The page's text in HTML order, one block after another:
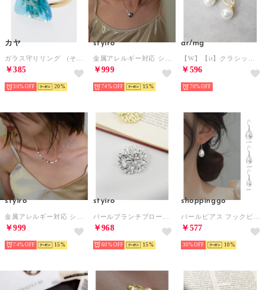
カヤ
￥385
30% 20
styiro
￥999
74% 15
ar/mg
￥596
70%
styiro
￥999
74% 15
styiro
￥968
60% 15
shoppinggo
￥577
30% 10